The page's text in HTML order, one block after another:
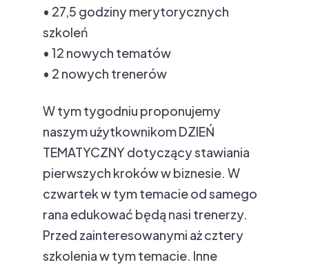
• 27,5 godziny merytorycznych
szkoleń
• 12 nowych tematów
• 2 nowych trenerów
W tym tygodniu proponujemy
naszym użytkownikom DZIEŃ
TEMATYCZNY dotyczący stawiania
pierwszych kroków w biznesie. W
czwartek w tym temacie od samego
rana edukować będą nasi trenerzy.
Przed zainteresowanymi aż cztery
szkolenia w tym temacie. Inne